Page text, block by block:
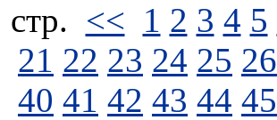
стp. << 1 2 3 4 5
21 22 23 24 25 26
40 41 42 43 44 45